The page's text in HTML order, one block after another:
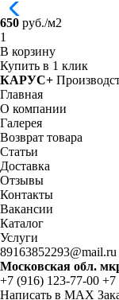
650 руб./м2
В корзину
Купить в 1 клик
КАРУС+
Главная
О компании
Галерея
Возврат товара
Статьи
Доставка
Отзывы
Контакты
Вакансии
Каталог
Услуги
89163852293@mail.ru
Московская обл.
+7 (916) 123-77-00 +7
Написать в MAX